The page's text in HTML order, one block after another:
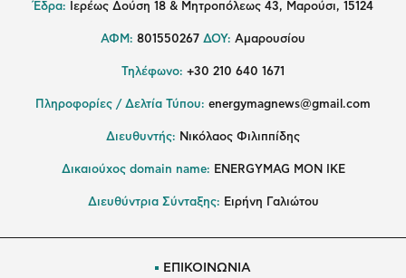
Έδρα: Ιερέως Δούση 18 & Μητροπόλεως 43, Μαρούσι, 15124
ΑΦΜ: 801550267 ΔΟΥ: Αμαρουσίου
Τηλέφωνο: +30 210 640 1671
Πληροφορίες / Δελτία Τύπου: energymagnews@gmail.com
Διευθυντής: Νικόλαος Φιλιππίδης
Δικαιούχος domain name: ENERGYMAG ΜΟΝ ΙΚΕ
Διευθύντρια Σύνταξης: Ειρήνη Γαλιώτου
ΕΠΙΚΟΙΝΩΝΙΑ